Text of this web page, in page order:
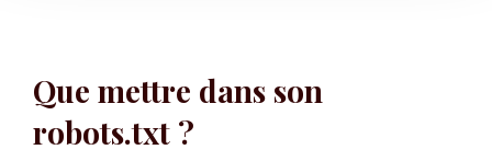
Que mettre dans son
robots.txt ?